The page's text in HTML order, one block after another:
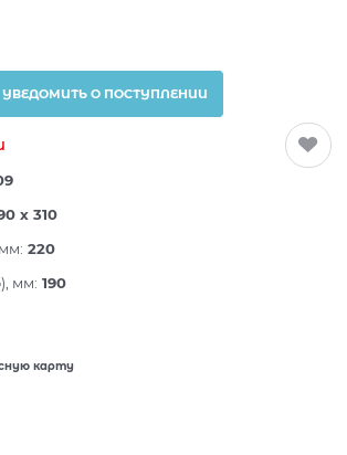
УВЕДОМИТЬ О ПОСТУПЛЕНИИ
x 310
220
мм: 190
карту